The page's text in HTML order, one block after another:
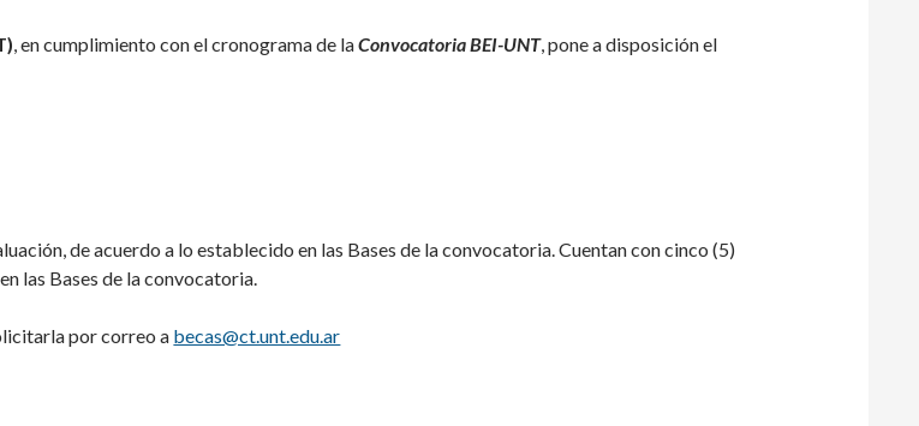
, en cumplimiento con el cronograma de laConvocatoria BEI-UNT, pone a disposición el
de acuerdo a lo establecido en las Bases de la convocatoria. Cuentan con cinco (5)
las Bases de la convocatoria.
por correo a becas@ct.unt.edu.ar